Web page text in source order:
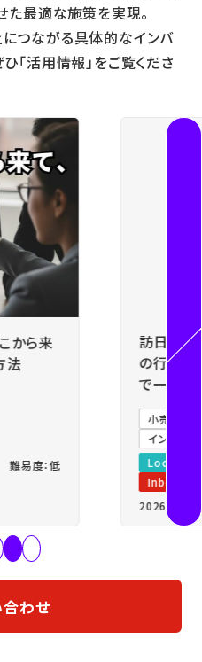
た最適な施策を実現。
つながる具体的なインバ
「活用情報」をご覧くださ
ィングとは？訪日外国人
ローチまでを人流データ
Location Data Service
難易度：低
わせ